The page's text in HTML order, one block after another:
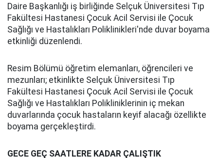
Daire Başkanlığı iş birliğinde Selçuk Üniversitesi Tıp
Fakültesi Hastanesi Çocuk Acil Servisi ile Çocuk
Sağlığı ve Hastalıkları Poliklinikleri'nde duvar boyama
etkinliği düzenlendi.
Resim Bölümü öğretim elemanları, öğrencileri ve
mezunları; etkinlikte Selçuk Üniversitesi Tıp
Fakültesi Hastanesi Çocuk Acil Servisi ile Çocuk
Sağlığı ve Hastalıkları Polikliniklerinin iç mekan
duvarlarında çocuk hastaların keyif alacağı özellikte
boyama gerçekleştirdi.
GECE GEÇ SAATLERE KADAR ÇALIŞTIK